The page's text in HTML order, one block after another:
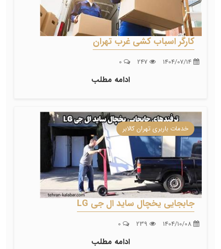
کارگر اسباب کشی غرب تهران
ادامه مطلب
خدمات باربری تهران کالابر
جابجایی یخچال ساید ال جی LG
ادامه مطلب